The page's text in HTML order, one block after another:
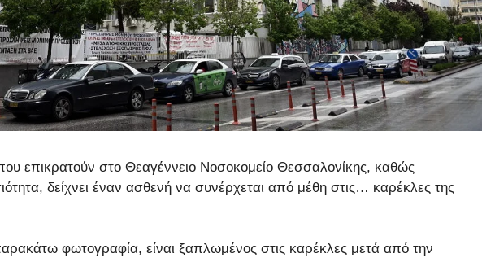
που επικρατούν στο Θεαγέννειο Νοσοκομείο Θεσσαλονίκης, καθώς
δείχνει έναν ασθενή να συνέρχεται από μέθη στις… καρέκλες της
φωτογραφία, είναι ξαπλωμένος στις καρέκλες μετά από την